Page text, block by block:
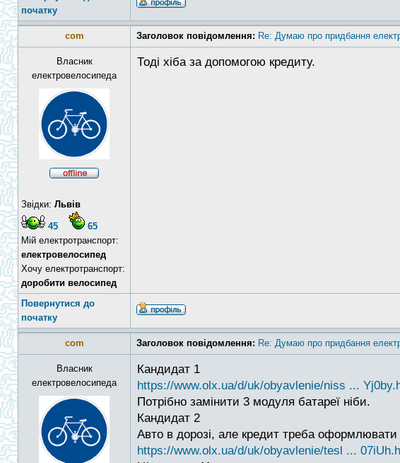
початку
com Заголовок повідомлення: Re: Думаю про придбання
Власник
електровелосипеда
Звідки: Львів
45
65
Мій електротранспорт:
електровелосипед
Хочу електротранспорт:
доробити велосипед
Тоді хіба за допомогою кредиту.
Повернутися до
початку
com Заголовок повідомлення: Re: Думаю про придбання
Власник
електровелосипеда
Кандидат 1
https://www.olx.ua/d/uk/obyavlenie/niss ...
Потрібно замінити 3 модуля батареї ніби.
Кандидат 2
Авто в дорозі, але кредит треба
https://www.olx.ua/d/uk/obyavlenie/tesl ...